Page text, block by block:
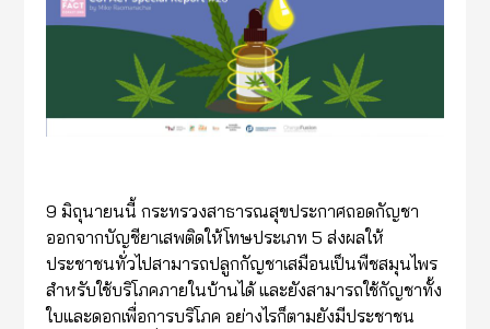
9 มิถุนายนนี้ กระทรวงสาธารณสุขประกาศถอดกัญชา
ออกจากบัญชียาเสพติดให้โทษประเภท 5 ส่งผลให้
ประชาชนทั่วไปสามารถปลูกกัญชาเสมือนเป็นพืชสมุนไพร
สำหรับใช้บริโภคภายในบ้านได้ และยังสามารถใช้กัญชาทั้ง
ใบและดอกเพื่อการบริโภค อย่างไรก็ตามยังมีประชาชน